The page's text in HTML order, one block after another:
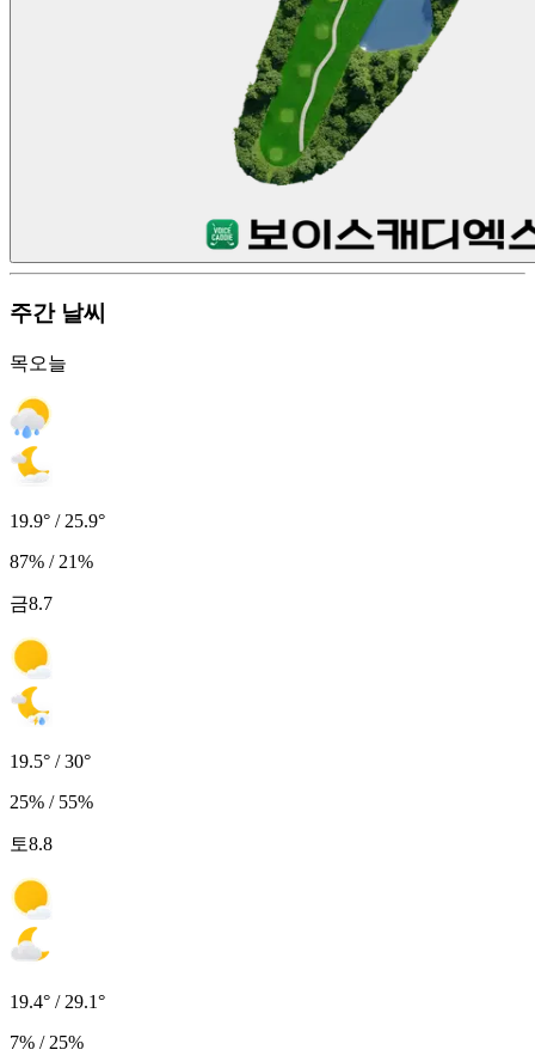
주간 날씨
목오늘
19.9° / 25.9°
87% / 21%
금8.7
19.5° / 30°
25% / 55%
토8.8
19.4° / 29.1°
7% / 25%